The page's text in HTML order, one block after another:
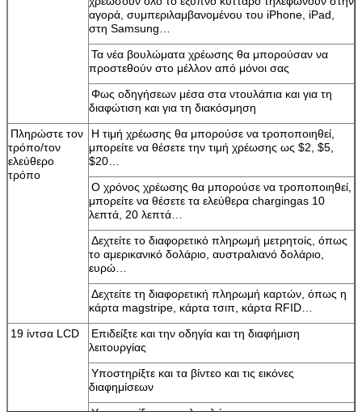
υποβολή
αγορά, συμπεριλαμβανομένου του iPhone, iPad,
στη Samsung…
Τα νέα βουλώματα χρέωσης θα μπορούσαν να
προστεθούν στο μέλλον από μόνοι σας
Φως οδηγήσεων μέσα στα ντουλάπια και για τη
διαφώτιση και για τη διακόσμηση
Πληρώστε τον
τρόπο/τον
ελεύθερο
τρόπο
Η τιμή χρέωσης θα μπορούσε να τροποποιηθεί,
μπορείτε να θέσετε την τιμή χρέωσης ως $2, $5,
$20…
Ο χρόνος χρέωσης θα μπορούσε να τροποποιηθεί,
μπορείτε να θέσετε τα ελεύθερα chargingas 10
λεπτά, 20 λεπτά…
Δεχτείτε το διαφορετικό πληρωμή μετρητοίς, όπως
το αμερικανικό δολάριο, αυστραλιανό δολάριο,
ευρώ…
Δεχτείτε τη διαφορετική πληρωμή καρτών, όπως η
κάρτα magstripe, κάρτα τσιπ, κάρτα RFID…
19 ίντσα LCD
Επιδείξτε και την οδηγία και τη διαφήμιση
λειτουργίας
Υποστηρίξτε και τα βίντεο και τις εικόνες
διαφημίσεων
Υποστηρίξτε τις πολυ γλώσσες